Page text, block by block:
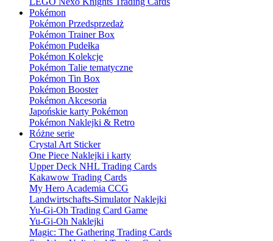
Pokémon
Pokémon Przedsprzedaż
Pokémon Trainer Box
Pokémon Pudełka
Pokémon Kolekcje
Pokémon Talie tematyczne
Pokémon Tin Box
Pokémon Booster
Pokémon Akcesoria
Japońskie karty Pokémon
Pokémon Naklejki & Retro
Różne serie
Crystal Art Sticker
One Piece Naklejki i karty
Upper Deck NHL Trading Cards
Kakawow Trading Cards
My Hero Academia CCG
Landwirtschafts-Simulator Naklejki
Yu-Gi-Oh Trading Card Game
Yu-Gi-Oh Naklejki
Magic: The Gathering Trading Cards